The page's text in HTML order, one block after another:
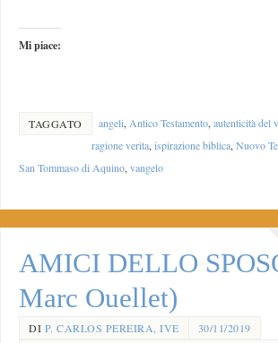
Mi piace:
TAGGATO angeli,Antico Testamento,autenticità del
ragione verita,ispirazione biblica,Nuovo
San Tommaso di Aquino,vangelo
AMICI DELLO
Marc Ouellet)
DI P. CARLOS PEREIRA, IVE
30/11/2019